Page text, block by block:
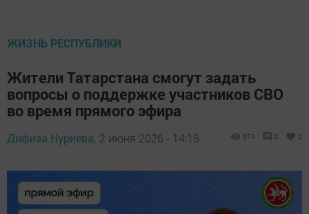
ЖИЗНЬ РЕСПУБЛИКИ
Жители Татарстана смогут задать
вопросы о поддержке участников СВО
во время прямого эфира
Дифиза Нуриева, 2 июня 2026 - 14:16 674 0 0